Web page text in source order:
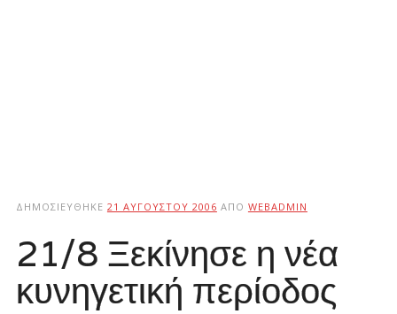
ΔΗΜΟΣΙΕΎΘΗΚΕ 21 ΑΥΓΟΎΣΤΟΥ 2006 ΑΠΌ WEBADMIN
21/8 Ξεκίνησε η νέα
κυνηγετική περίοδος